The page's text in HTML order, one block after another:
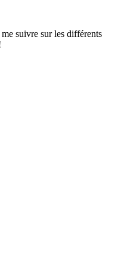
suivre sur les différents